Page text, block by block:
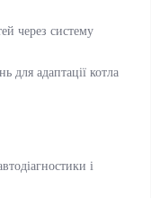
через систему
для адаптації котла
і